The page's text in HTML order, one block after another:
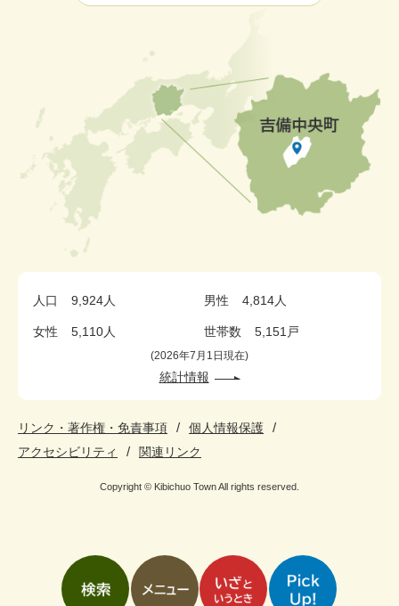
検
索
メ
ニ
い
ざ
pickup
人口 9,924人 男性 4,814人
女性 5,110人 世帯数 5,151戸
2026年7月1日現在
統計情報
リンク・著作権・免責事項
個人情報保護
アクセシビリティ
関連リンク
Copyright © Kibichuo Town All rights reserved.